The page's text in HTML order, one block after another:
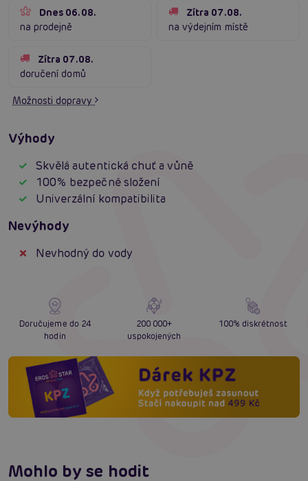
Dnes 06.08.
na prodejně
Zítra 07.08.
na výdejním místě
Zítra 07.08.
doručení domů
Možnosti dopravy
Výhody
Skvělá autentická chuť a vůně
100% bezpečné složení
Univerzální kompatibilita
Nevýhody
Nevhodný do vody
Doručujeme do 24
hodin
200 000+
uspokojených
100% diskrétnost
Mohlo by se hodit